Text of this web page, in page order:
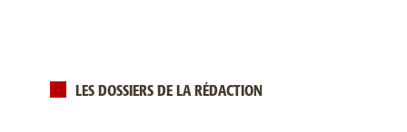
LES DOSSIERS DE LA RÉDACTION